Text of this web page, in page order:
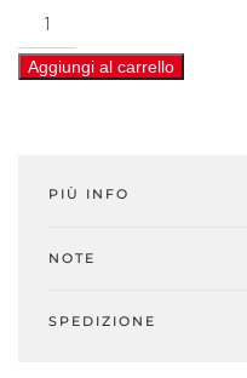
Season
Hits
Shoes
quantità
Aggiungi al carrello
PIÙ INFO
NOTE
SPEDIZIONE